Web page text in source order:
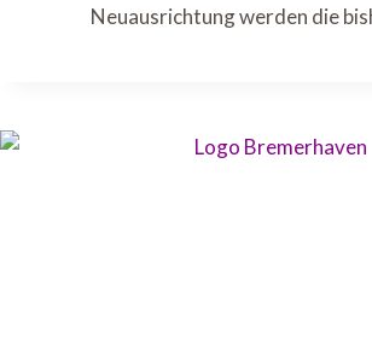
Neuausrichtung werden die